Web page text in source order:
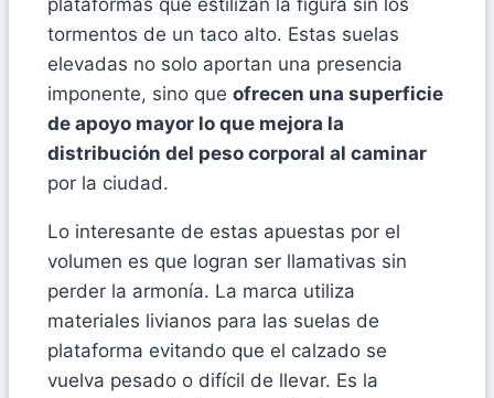
plataformas que estilizan la figura sin los
tormentos de un taco alto. Estas suelas
elevadas no solo aportan una presencia
imponente, sino que ofrecen una superficie
de apoyo mayor lo que mejora la
distribución del peso corporal al caminar
por la ciudad.
Lo interesante de estas apuestas por el
volumen es que logran ser llamativas sin
perder la armonía. La marca utiliza
materiales livianos para las suelas de
plataforma evitando que el calzado se
vuelva pesado o difícil de llevar. Es la